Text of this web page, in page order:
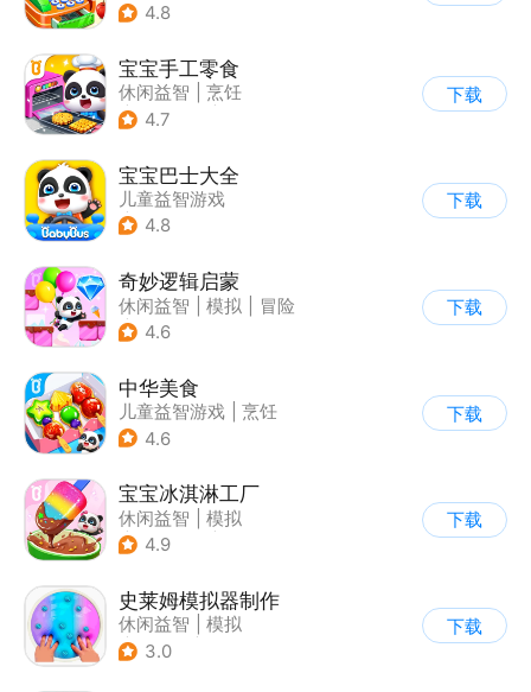
4.8
宝宝手工零食
休闲益智
烹饪
| 宝宝巴士
4.7
下载
宝宝巴士大全
儿童益智游戏
| 启蒙早教
4.8
下载
奇妙逻辑启蒙
休闲益智 模拟
冒险
| 宝宝巴士
4.6
下载
中华美食
儿童益智游戏
烹饪
4.6
下载
宝宝冰淇淋工厂
休闲益智
模拟
| 宝宝巴士
4.9
下载
史莱姆模拟器制作
休闲益智
模拟
| 史莱姆
3.0
下载